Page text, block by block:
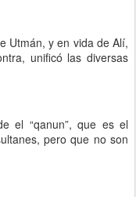
Utmán, y en vida de Alí,
unificó las diversas
el “qanun”, que es el
pero que no son